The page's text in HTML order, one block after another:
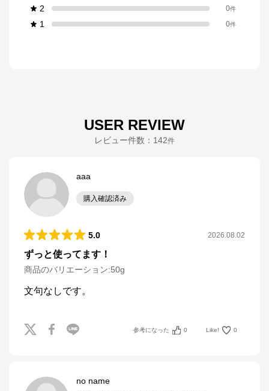
2 0件
1 0件
USER REVIEW
レビュー件数： 142件
aaa
購入確認済み
5.0 2026.08.02
ずっと使ってます！
商品のバリエーション:50g
文句なしです。
参考になった 0 Like! 0
no name